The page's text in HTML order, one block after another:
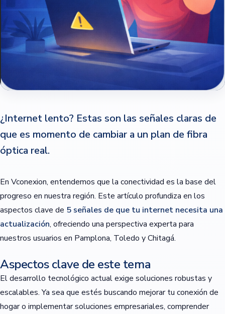
¿Internet lento? Estas son las señales claras de
que es momento de cambiar a un plan de fibra
óptica real.
En Vconexion, entendemos que la conectividad es la base del
progreso en nuestra región. Este artículo profundiza en los
aspectos clave de 5 señales de que tu internet necesita una
actualización, ofreciendo una perspectiva experta para
nuestros usuarios en Pamplona, Toledo y Chitagá.
Aspectos clave de este tema
El desarrollo tecnológico actual exige soluciones robustas y
escalables. Ya sea que estés buscando mejorar tu conexión de
hogar o implementar soluciones empresariales, comprender